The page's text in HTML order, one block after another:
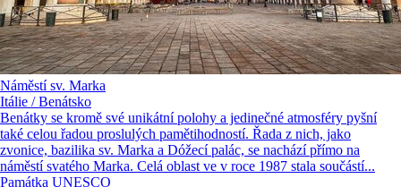
Náměstí sv. Marka
Itálie / Benátsko
Benátky se kromě své unikátní polohy a jedinečné atmosféry pyšní
také celou řadou proslulých pamětihodností. Řada z nich, jako
zvonice, bazilika sv. Marka a Dóžecí palác, se nachází přímo na
náměstí svatého Marka. Celá oblast ve v roce 1987 stala součástí...
Památka UNESCO